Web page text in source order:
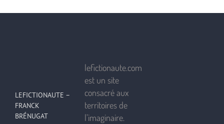
LEFICTIONAUTE –
FRANCK
BRÉNUGAT
lefictionaute.com
est un site
consacré aux
territoires de
l’imaginaire.